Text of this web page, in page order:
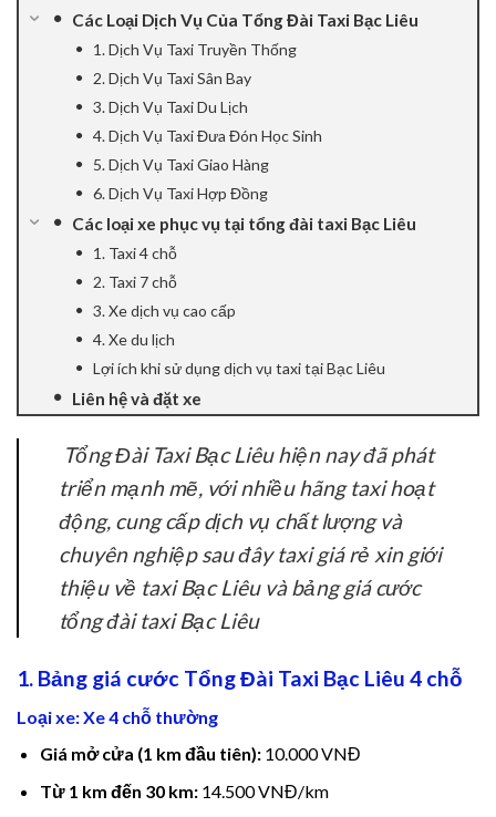
panel
panel
panel
satın al
satın al
panel
panel
Các Loại Dịch Vụ Của Tổng Đài Taxi Bạc Liêu
1. Dịch Vụ Taxi Truyền Thống
2. Dịch Vụ Taxi Sân Bay
3. Dịch Vụ Taxi Du Lịch
4. Dịch Vụ Taxi Đưa Đón Học Sinh
5. Dịch Vụ Taxi Giao Hàng
6. Dịch Vụ Taxi Hợp Đồng
Các loại xe phục vụ tại tổng đài taxi Bạc Liêu
1. Taxi 4 chỗ
2. Taxi 7 chỗ
3. Xe dịch vụ cao cấp
4. Xe du lịch
Lợi ích khi sử dụng dịch vụ taxi tại Bạc Liêu
Liên hệ và đặt xe
Tổng Đài Taxi Bạc Liêu hiện nay đã phát
triển mạnh mẽ, với nhiều hãng taxi hoạt
động, cung cấp dịch vụ chất lượng và
chuyên nghiệp sau đây taxi giá rẻ xin giới
thiệu về taxi Bạc Liêu và bảng giá cước
tổng đài taxi Bạc Liêu
1. Bảng giá cước Tổng Đài Taxi Bạc Liêu 4 chỗ
Loại xe: Xe 4 chỗ thường
Giá mở cửa (1 km đầu tiên):10.000 VNĐ
Từ 1 km đến 30 km:14.500 VNĐ/km